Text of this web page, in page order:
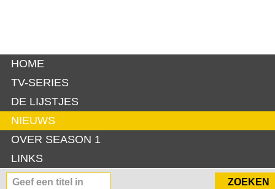
HOME
TV-SERIES
DE LIJSTJES
NIEUWS
OVER SEASON 1
LINKS